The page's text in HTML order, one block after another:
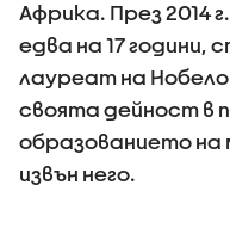
Африка. През 2014
едва на 17 години,
лауреат на
своята дейност в
образованието
извън него.